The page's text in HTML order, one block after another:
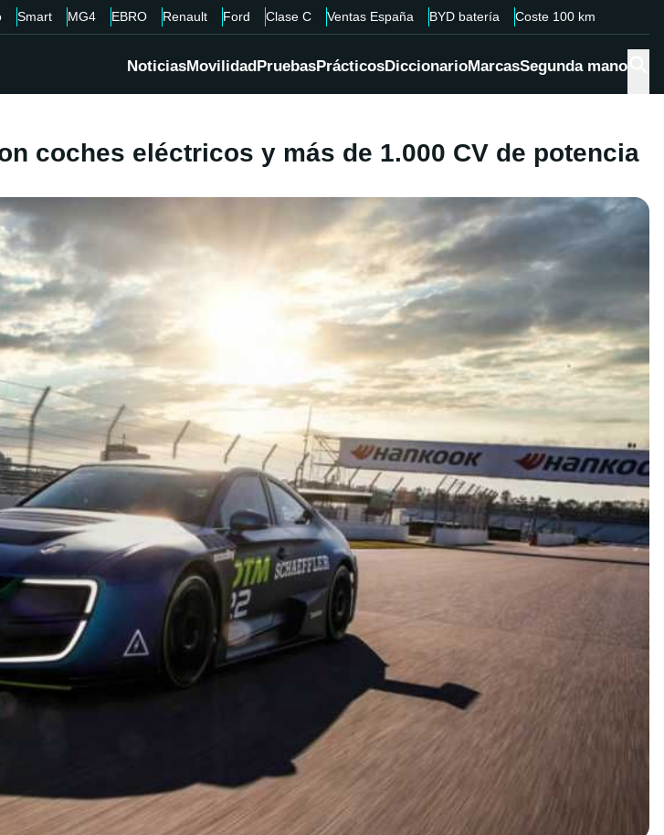
Smart MG4 EBRO Renault Ford Clase C Ventas España BYD batería Coste 100 km
NoticiasMovilidadPruebasPrácticosDiccionarioMarcasSegunda mano
coches eléctricos y más de 1.000 CV de potencia